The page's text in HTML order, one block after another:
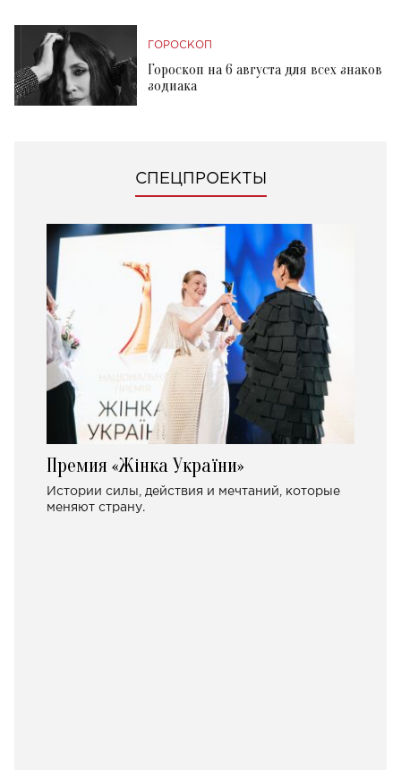
ГОРОСКОП
Гороскоп на 6 августа для всех знаков
зодиака
СПЕЦПРОЕКТЫ
Премия «Жінка України»
Истории силы, действия и мечтаний, которые
меняют страну.